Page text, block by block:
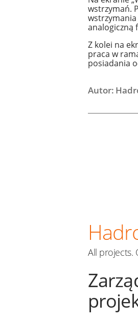
wstrzymań.
analogiczną
Z kolei na
praca w
posiadania
Autor:
All projects.